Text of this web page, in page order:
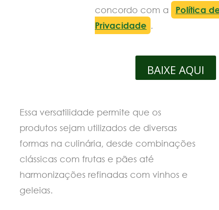
concordo com a
Política
Privacidade .
BAIXE AQUI
Essa versatilidade permite que os
produtos sejam utilizados de diversas
formas na culinária, desde combinações
clássicas com frutas e pães até
harmonizações refinadas com vinhos e
geleias.